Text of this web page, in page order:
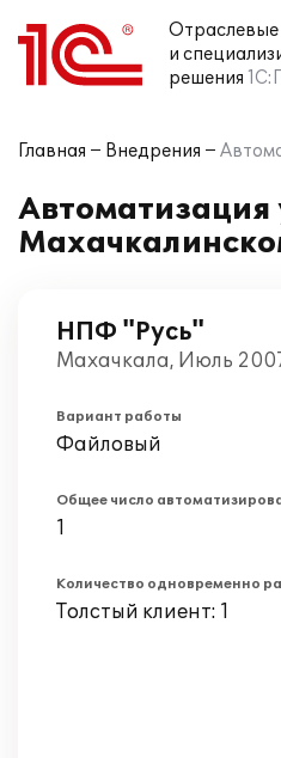
Отраслевые
и
решения
Главная Внедрения
Автоматизация
НПФ "Русь"
Махачкала, Июль
Вариант работы
Файловый
Общее число
1
Количество одновременно
Толстый клиент: 1